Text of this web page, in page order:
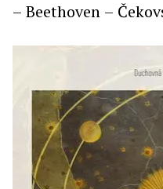
– Beethoven –